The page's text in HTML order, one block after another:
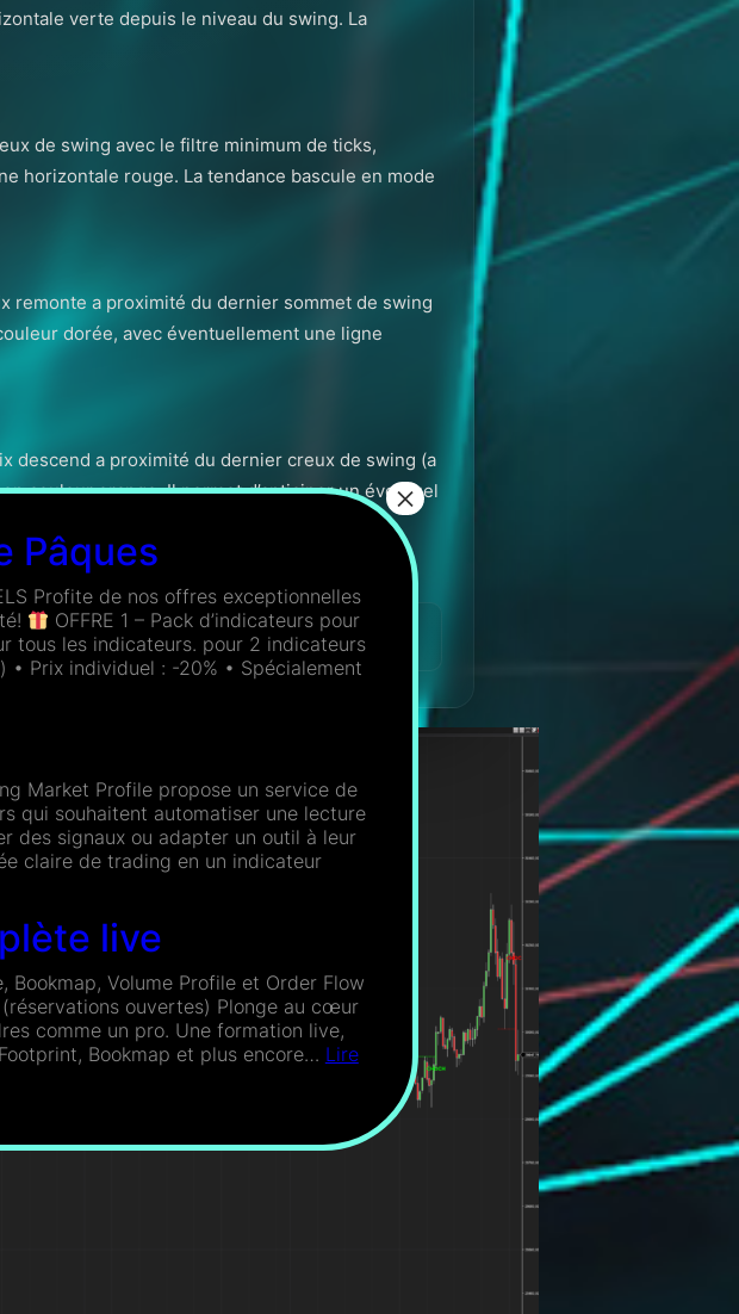
verte depuis le niveau du swing. La
de swing avec le filtre minimum de ticks,
horizontale rouge. La tendance bascule en mode
remonte a proximité du dernier sommet de swing
dorée, avec éventuellement une ligne
descend a proximité du dernier creux de swing (a
couleur orange. Il permet d’anticiper un éventuel
les paramètres, m’envoyer l’ID machine
Pâques
Profite de nos offres exceptionnelles
OFFRE 1 – Pack d’indicateurs pour
tous les indicateurs. pour 2 indicateurs
Prix individuel : -20% • Spécialement
Market Profile propose un service de
qui souhaitent automatiser une lecture
des signaux ou adapter un outil à leur
claire de trading en un indicateur
live
Bookmap, Volume Profile et Order Flow
ouvertes) Plonge au cœur
comme un pro. Une formation live,
Bookmap et plus encore… Lire